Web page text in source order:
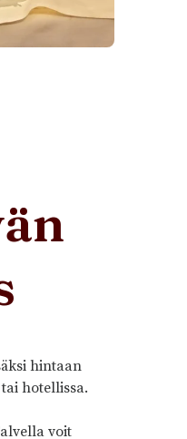
hintaan
hotellissa.
voit